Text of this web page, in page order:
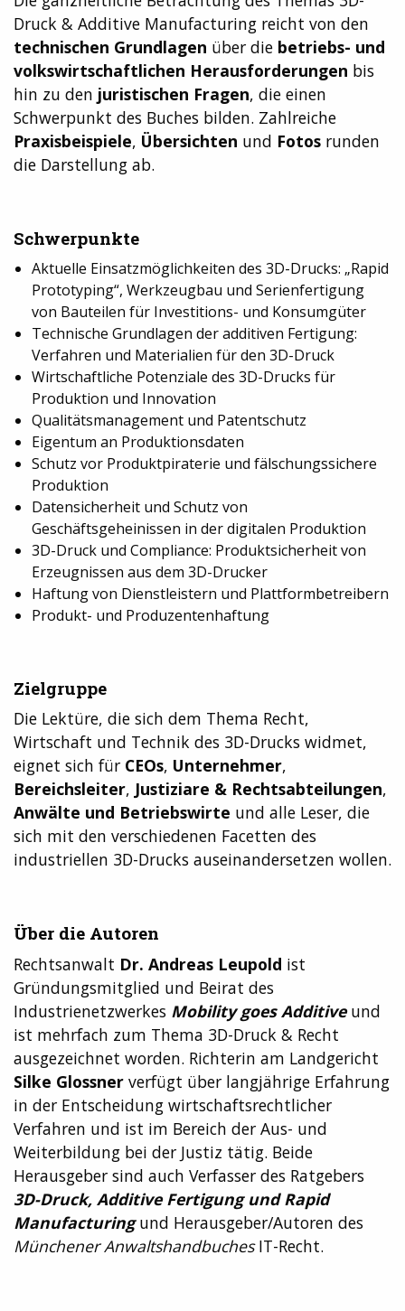
Druck & Additive Manufacturing reicht von den
technischen Grundlagen über die betriebs- und
volkswirtschaftlichen Herausforderungen bis
hin zu den juristischen Fragen, die einen
Schwerpunkt des Buches bilden. Zahlreiche
Praxisbeispiele, Übersichten und Fotos runden
die Darstellung ab.
Schwerpunkte
Aktuelle Einsatzmöglichkeiten des 3D-Drucks: „Rapid
Prototyping“, Werkzeugbau und Serienfertigung
von Bauteilen für Investitions- und Konsumgüter
Technische Grundlagen der additiven Fertigung:
Verfahren und Materialien für den 3D-Druck
Wirtschaftliche Potenziale des 3D-Drucks für
Produktion und Innovation
Qualitätsmanagement und Patentschutz
Eigentum an Produktionsdaten
Schutz vor Produktpiraterie und fälschungssichere
Produktion
Datensicherheit und Schutz von
Geschäftsgeheinissen in der digitalen Produktion
3D-Druck und Compliance: Produktsicherheit von
Erzeugnissen aus dem 3D-Drucker
Haftung von Dienstleistern und Plattformbetreibern
Produkt- und Produzentenhaftung
Zielgruppe
Die Lektüre, die sich dem Thema Recht,
Wirtschaft und Technik des 3D-Drucks widmet,
eignet sich für CEOs, Unternehmer,
Bereichsleiter, Justiziare & Rechtsabteilungen,
Anwälte und Betriebswirte und alle Leser, die
sich mit den verschiedenen Facetten des
industriellen 3D-Drucks auseinandersetzen wollen.
Über die Autoren
Rechtsanwalt Dr. Andreas Leupold ist
Gründungsmitglied und Beirat des
Industrienetzwerkes Mobility goes Additiveund
ist mehrfach zum Thema 3D-Druck & Recht
ausgezeichnet worden. Richterin am Landgericht
Silke Glossner verfügt über langjährige Erfahrung
in der Entscheidung wirtschaftsrechtlicher
Verfahren und ist im Bereich der Aus- und
Weiterbildung bei der Justiz tätig. Beide
Herausgeber sind auch Verfasser des Ratgebers
3D-Druck, Additive Fertigung und Rapid
Manufacturingund Herausgeber/Autoren des
Münchener AnwaltshandbuchesIT-Recht.